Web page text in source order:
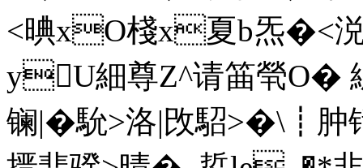
<晪xO棧x夏b炁�<涚
yU細尊Z^请筁煢
镧|�馻>洛|攺駋